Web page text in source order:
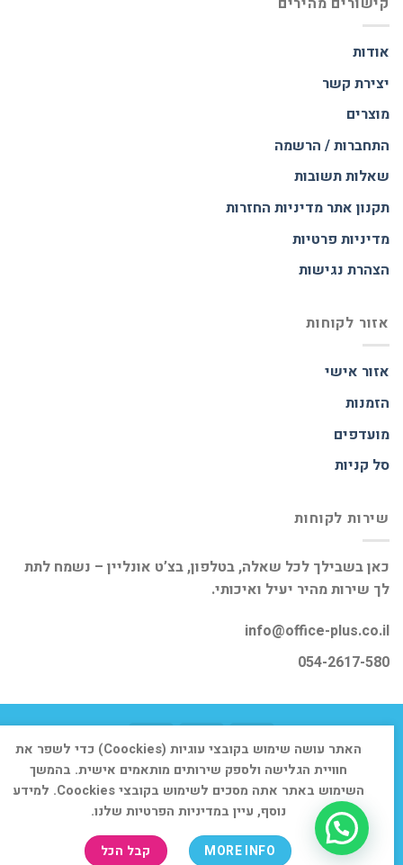
אודות
יצירת קשר
מוצרים
התחברות / הרשמה
שאלות תשובות
תקנון אתרמדיניות החזרות
מדיניות פרטיות
הצהרת נגישות
אזור לקוחות
אזור אישי
הזמנות
מועדפים
סל קניות
שירות לקוחות
כאן בשבילך לכל שאלה, בטלפון, בצ’ט אונליין – נשמח לתת
לך שירות מהיר יעיל ואיכותי.
info@office-plus.co.il
054-2617-580
דף הבית אודות חנות יצירת קשר
כל הזכויות שמורות 2026 © אופיס פלוס
האתר עושה שימוש בקובצי עוגיות (Coockies) כדי לשפר את
חוויית הגלישה ולספק שירותים מותאמים אישית. בהמשך
השימוש באתר אתה מסכים לשימוש בקובצי Coockies. למידע
נוסף, עיין במדיניות הפרטיות שלנו.
MORE INFO קבל הכל